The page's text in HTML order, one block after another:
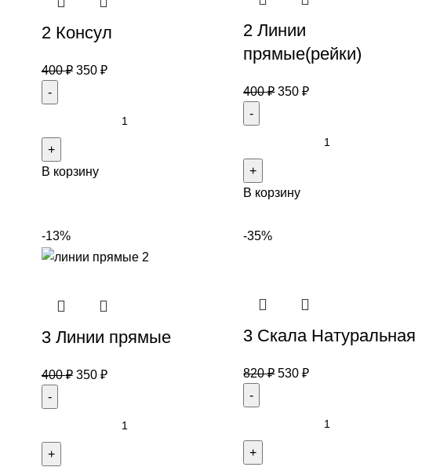
2 Консул
400₽ 350 ₽
В корзину
2 Линии
прямые(рейки)
400₽ 350₽
В корзину
-13%
3 Линии прямые
400₽ 350 ₽
-35%
3 Скала Натуральная
820₽ 530₽